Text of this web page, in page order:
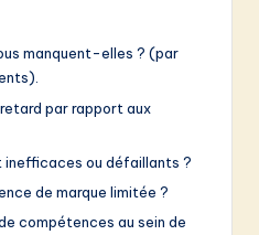
manquent-elles ? (par
par rapport aux
inefficaces ou défaillants ?
de marque limitée ?
compétences au sein de